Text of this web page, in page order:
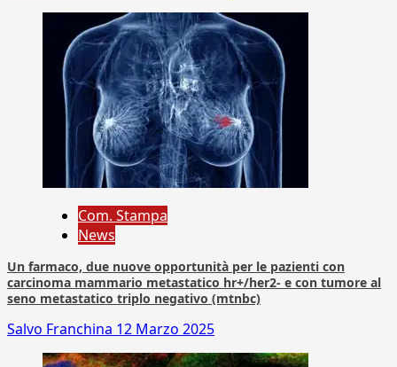
Com. Stampa
News
Un farmaco, due nuove opportunità per le pazienti con
carcinoma mammario metastatico hr+/her2- e con tumore al
seno metastatico triplo negativo (mtnbc)
Salvo Franchina 12 Marzo 2025